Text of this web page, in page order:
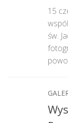
15
św.